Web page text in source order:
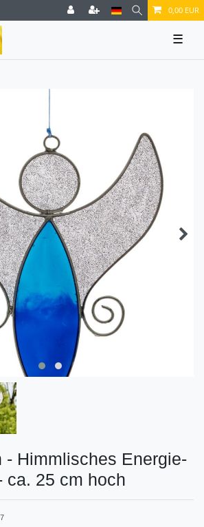
0,00 EUR
☰
- Himmlisches Energie-
ca. 25 cm hoch